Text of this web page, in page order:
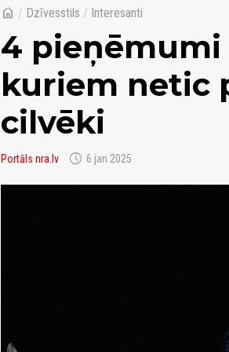
home / Dzīvesstils / Interesanti
4
kuriem netic
cilvēki
Portāls nra.lv schedule 6.jan 2025